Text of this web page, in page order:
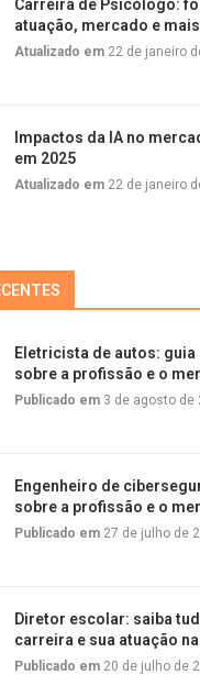
Carreira de Psicólogo:
atuação, mercado e
Atualizado em 22 de janeiro
Impactos da IA no
em 2025
Atualizado em 22 de janeiro
Eletricista de autos:
sobre a profissão e o
Publicado em 3 de agosto de
Engenheiro de
sobre a profissão e o
Publicado em 27 de julho de
Diretor escolar: saiba
carreira e sua atuação
Publicado em 20 de julho de